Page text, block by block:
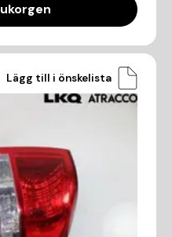
Lägg till i önskelista